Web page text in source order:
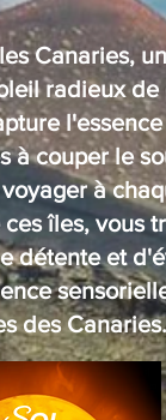
Canaries,
radieux
à couper le
à
îles, vous
détente et
des Canaries.